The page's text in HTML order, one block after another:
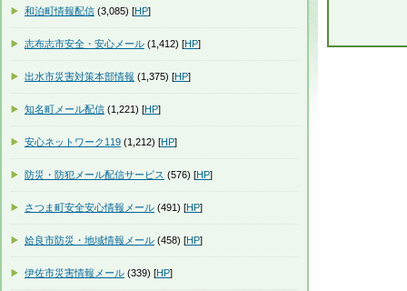
和泊町情報配信 (3,085) [HP]
志布志市安全・安心メール (1,412) [HP]
出水市災害対策本部情報 (1,375) [HP]
知名町メール配信 (1,221) [HP]
安心ネットワーク119 (1,212) [HP]
防災・防犯メール配信サービス (576) [HP]
さつま町安全安心情報メール (491) [HP]
姶良市防災・地域情報メール (458) [HP]
伊佐市災害情報メール (339) [HP]